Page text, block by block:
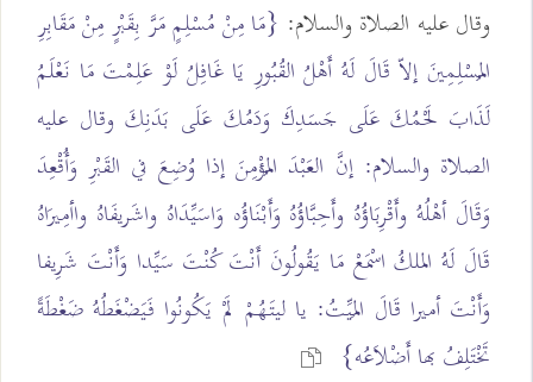
وقال عليه الصلاة والسلام: {مَا مِنْ مُسْلِمٍ مَرَّ بِقَبْرٍ مِنْ مَقَابِرِ
المُسْلِمِينَ إلاّ قَالَ لَهُ أَهْلُ القُبُورِ يَا غَافِلُ لَوْ عَلِمْتَ مَا نَعْلَمُ
لَذَابَ لَحْمُكَ عَلَى جَسَدِكَ وَدَمُكَ عَلَى بَدَنِكَ وقال عليه
الصلاة والسلام: إنَّ العَبْدَ المُؤْمِنَ إذا وُضِعَ في القَبْرِ وَأُقْعِدَ
وَقَالَ أهْلُهُ وأَقْرِبَاؤُهُ وأَحِبَّاؤُهُ وَأَبْنَاؤُه وَاسَيِّدَاهُ واشَريفَاهُ واأمِيرَاهُ
قَالَ لَهُ الملكُ اسْمَعْ مَا يَقُولُونَ أَنْتَ كُنْتَ سَيِّدا وَأَنْتَ شَرِيفا
وَأَنْتَ أميرا قَالَ المَيِّتُ: يا ليتَهُمْ لَمْ يَكُونُوا فَيَضْغَطُهُ ضَغْطَةً
تَخْتَلِفُ بها أَضْلاَعُه}